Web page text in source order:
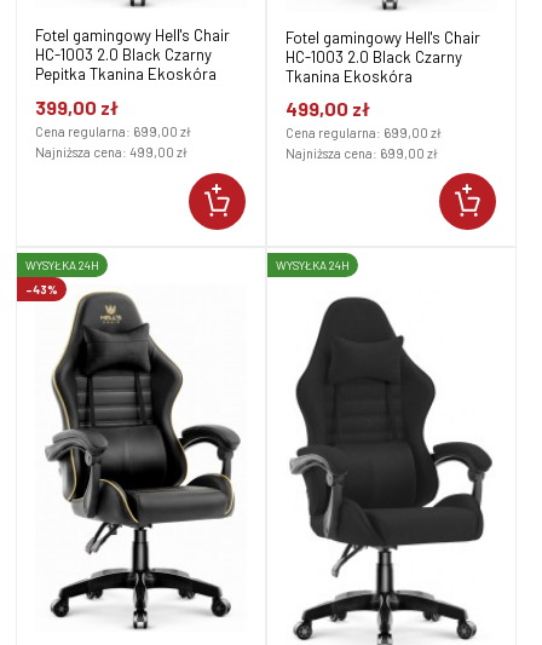
Fotel gamingowy Hell's Chair
HC-1003 2.0 Black Czarny
Pepitka Tkanina Ekoskóra
399,00 zł
Cena regularna: 699,00 zł
Najniższa cena: 499,00 zł
Fotel gamingowy Hell's Chair
HC-1003 2.0 Black Czarny
Tkanina Ekoskóra
499,00 zł
Cena regularna: 699,00 zł
Najniższa cena: 699,00 zł
-43%
WYSYŁKA 24H WYSYŁKA 24H